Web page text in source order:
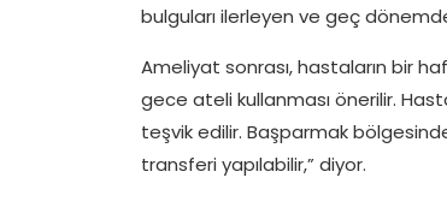
bulguları ilerleyen ve geç
Ameliyat sonrası, hastaların bir
gece ateli kullanması önerilir.
teşvik edilir. Başparmak
transferi yapılabilir,” diyor.